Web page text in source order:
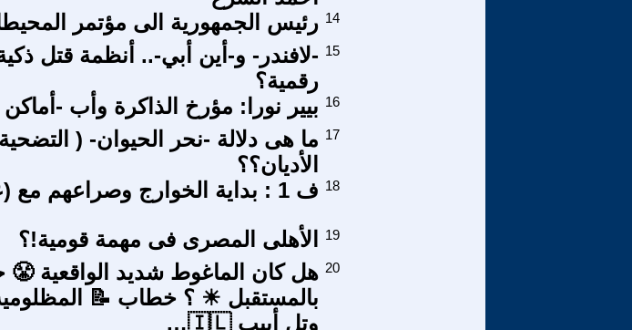
رئيس الجمهورية الى مؤتمر 14
-لافندر- و-أين أبي-.. أنظمة قتل
رقمية؟
15
بيير نورا: مؤرخ الذاكرة وأب -أماكن 16
ما هى دلالة -نحر الحيوان- (
الأديان؟؟
17
ف 1 : بداية الخوارج وصراعهم مع (على ) 18
الأهلى المصرى فى مهمة قومية!؟ 19
هل كان الماغوط شديد الواقعية 😤
وتل أبيب 🇮🇱…
20